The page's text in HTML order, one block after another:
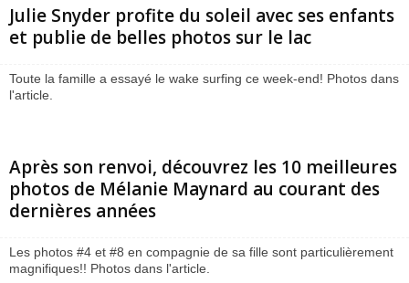
Julie Snyder profite du soleil avec ses enfants
et publie de belles photos sur le lac
Toute la famille a essayé le wake surfing ce week-end! Photos dans
l'article.
Après son renvoi, découvrez les 10 meilleures
photos de Mélanie Maynard au courant des
dernières années
Les photos #4 et #8 en compagnie de sa fille sont particulièrement
magnifiques!! Photos dans l'article.